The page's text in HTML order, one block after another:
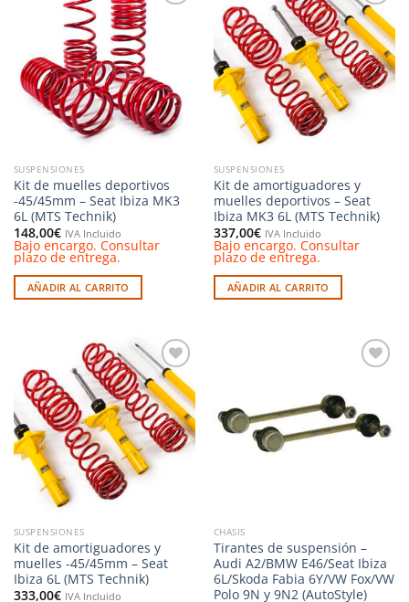
SUSPENSIONES
Kit de muelles deportivos
-45/45mm – Seat Ibiza MK3
6L (MTS Technik)
148,00€ IVA Incluido
Bajo encargo. Consultar
plazo de entrega.
AÑADIR AL CARRITO
Añadir
a la
lista de
deseos
SUSPENSIONES
Kit de amortiguadores y
muelles deportivos – Seat
Ibiza MK3 6L (MTS Technik)
337,00€ IVA Incluido
Bajo encargo. Consultar
plazo de entrega.
AÑADIR AL CARRITO
Añadir
a la
lista de
deseos
SUSPENSIONES
Kit de amortiguadores y
muelles -45/45mm – Seat
Ibiza 6L (MTS Technik)
333,00€ IVA Incluido
lista de
deseos
CHASIS
Tirantes de suspensión –
Audi A2/BMW E46/Seat Ibiza
6L/Skoda Fabia 6Y/VW Fox/VW
Polo 9N y 9N2 (AutoStyle)